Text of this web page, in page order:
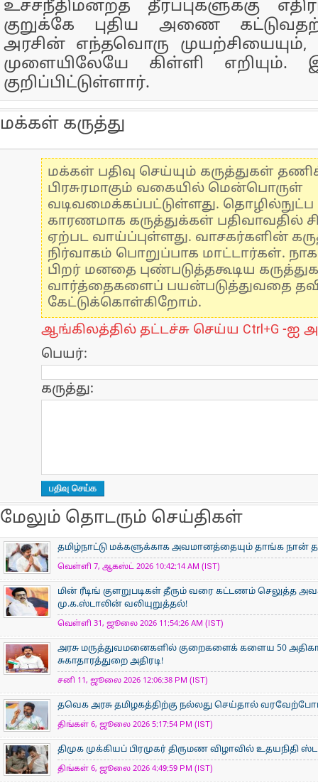
உச்சநீதிமன்றத் தீர்ப்புகளுக்கு
குறுக்கே புதிய அணை
அரசின் எந்தவொரு முயற்சியையும்,
முளையிலேயே கிள்ளி
குறிப்பிட்டுள்ளார்.
மக்கள் கருத்து
மக்கள் பதிவு செய்யும் கருத்துகள்
பிரசுரமாகும் வகையில் மென்பொருள்
வடிவமைக்கப்பட்டுள்ளது.
காரணமாக கருத்துக்கள் பதிவாவதில்
ஏற்பட வாய்ப்புள்ளது. வாசகர்களின்
நிர்வாகம் பொறுப்பாக மாட்டார்கள்.
பிறர் மனதை புண்படுத்தகூடிய
வார்த்தைகளைப் பயன்படுத்துவதை
கேட்டுக்கொள்கிறோம்.
ஆங்கிலத்தில் தட்டச்சு செய்ய Ctrl+G -ஐ
பெயர்:
கருத்து:
மேலும் தொடரும் செய்திகள்
தமிழ்நாட்டு மக்களுக்காக அவமானத்தையும் தாங்க நான்
வெள்ளி 7, ஆகஸ்ட் 2026 10:42:14 AM (IST)
மின் ரீடிங் குளறுபடிகள் தீரும் வரை கட்டணம் செலுத்த
மு.க.ஸ்டாலின் வலியுறுத்தல்!
வெள்ளி 31, ஜூலை 2026 11:54:26 AM (IST)
அரசு மருத்துவமனைகளில் குறைகளைக் களைய 50
சுகாதாரத்துறை அதிரடி!
சனி 11, ஜூலை 2026 12:06:38 PM (IST)
தவெக அரசு தமிழகத்திற்கு நல்லது செய்தால்
திங்கள் 6, ஜூலை 2026 5:17:54 PM (IST)
திமுக முக்கியப் பிரமுகர் திருமண விழாவில் உதயநிதி
திங்கள் 6, ஜூலை 2026 4:49:59 PM (IST)